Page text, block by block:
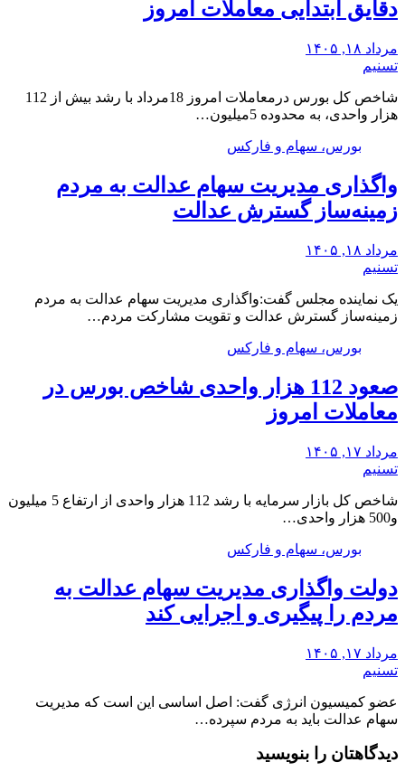
دقایق ابتدایی معاملات امروز
مرداد ۱۸, ۱۴۰۵
تسنیم
شاخص کل بورس درمعاملات امروز 18مرداد با رشد بیش از 112
هزار واحدی، به محدوده 5میلیون…
بورس، سهام و فارکس
واگذاری مدیریت سهام عدالت به مردم
زمینه‌ساز گسترش عدالت
مرداد ۱۸, ۱۴۰۵
تسنیم
یک نماینده مجلس گفت:واگذاری مدیریت سهام عدالت به مردم
زمینه‌ساز گسترش عدالت و تقویت مشارکت مردم…
بورس، سهام و فارکس
صعود 112 هزار واحدی شاخص بورس در
معاملات امروز
مرداد ۱۷, ۱۴۰۵
تسنیم
شاخص کل بازار سرمایه با رشد 112 هزار واحدی از ارتفاع 5 میلیون
و500 هزار واحدی…
بورس، سهام و فارکس
دولت واگذاری مدیریت سهام عدالت به
مردم را پیگیری و اجرایی کند
مرداد ۱۷, ۱۴۰۵
تسنیم
عضو کمیسیون انرژی گفت: اصل اساسی این است که مدیریت
سهام عدالت باید به مردم سپرده…
دیدگاهتان را بنویسید